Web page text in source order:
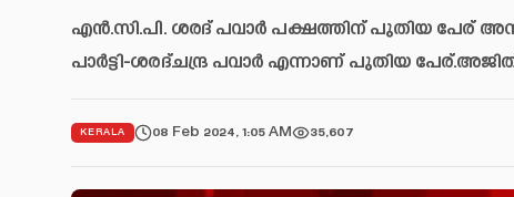
എൻ.സി.പി. ശരദ് പവാർ പക്ഷത്തിന് പുതിയ പേര്
പാർട്ടി-ശരദ്ചന്ദ്ര പവാർ എന്നാണ് പുതിയ
KERALA 08 Feb 2024, 1:05 AM 35,607